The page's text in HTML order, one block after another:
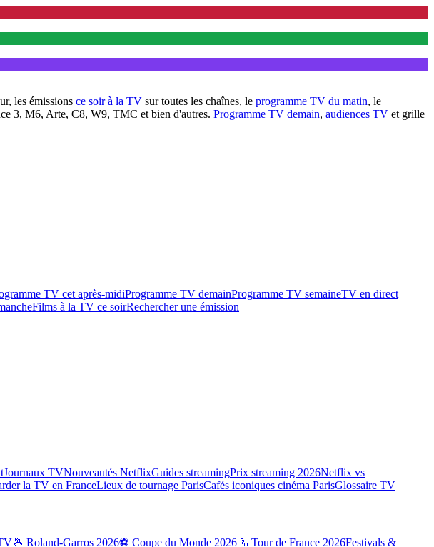
les émissions ce soir à la TV sur toutes les chaînes, le programme TV du matin, le
3, M6, Arte, C8, W9, TMC et bien d'autres. Programme TV demain, audiences TV et grille
TV cet après-midiProgramme TV demainProgramme TV semaineTV en direct
Films à la TV ce soirRechercher une émission
Journaux TVNouveautés NetflixGuides streamingPrix streaming 2026Netflix vs
la TV en FranceLieux de tournage ParisCafés iconiques cinéma ParisGlossaire TV
🎾 Roland-Garros 2026⚽ Coupe du Monde 2026🚴 Tour de France 2026Festivals &